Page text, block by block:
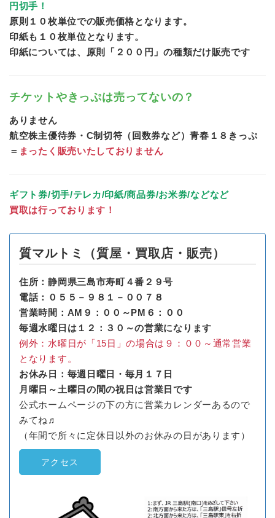
円切手！
原則１０枚単位での販売価格となります。
印紙も１０枚単位となります。
印紙については、原則「２００円」の種類だけ販売です
チケットやきっぷは売ってないの？
ありません
航空株主優待券・C制切符（回数券など）青春１８きっぷ
＝ まったく販売いたしておりません
ギフト券/切手/テレカ/印紙/商品券/お米券/などなど
買取は行っております！
質マルトミ（質屋・買取店・販売）
住所：静岡県三島市寿町４番２９号
電話：０５５－９８１－００７８
営業時間：AM９：００～PM６：００
毎週水曜日は１２：３０～の営業になります
例外：水曜日が「15日」の場合は９：００～通常営業
となります。
お休み日：毎週日曜日・毎月１７日
月曜日～土曜日の間の祝日は営業日です
公式ホームページの下の方に営業カレンダーあるので
みてね♬
（年間で所々に定休日以外のお休みの日があります）
アクセス